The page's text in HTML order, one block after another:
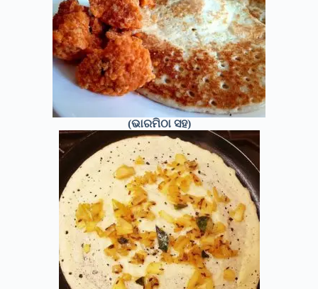
(ଭାରମିଠା ସହ)